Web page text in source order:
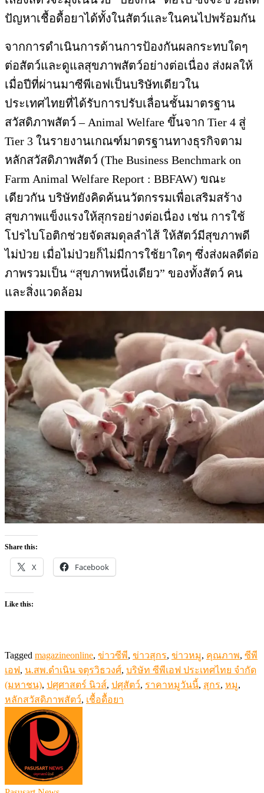
ปัญหาเชื้อดื้อยาได้ทั้งในสัตว์และในคนไปพร้อมกัน
จากการดำเนินการด้านการป้องกันผลกระทบใดๆ
ต่อสัตว์และดูแลสุขภาพสัตว์อย่างต่อเนื่อง ส่งผลให้
เมื่อปีที่ผ่านมาซีพีเอฟเป็นบริษัทเดียวใน
ประเทศไทยที่ได้รับการปรับเลื่อนชั้นมาตรฐาน
สวัสดิภาพสัตว์ – Animal Welfare ขึ้นจาก Tier 4 สู่
Tier 3 ในรายงานเกณฑ์มาตรฐานทางธุรกิจตาม
หลักสวัสดิภาพสัตว์ (The Business Benchmark on
Farm Animal Welfare Report : BBFAW) ขณะ
เดียวกัน บริษัทยังคิดค้นนวัตกรรมเพื่อเสริมสร้าง
สุขภาพแข็งแรงให้สุกรอย่างต่อเนื่อง เช่น การใช้
โปรไบโอติกช่วยจัดสมดุลลำไส้ ให้สัตว์มีสุขภาพดี
ไม่ป่วย เมื่อไม่ป่วยก็ไม่มีการใช้ยาใดๆ ซึ่งส่งผลดีต่อ
ภาพรวมเป็น “สุขภาพหนึ่งเดียว” ของทั้งสัตว์ คน
และสิ่งแวดล้อม
Share this:
X Facebook
Like this:
Tagged magazineonline, ข่าวซีพี, ข่าวสุกร, ข่าวหมู, คุณภาพ, ซีพี
เอฟ, น.สพ.ดำเนิน จตุรวิธวงศ์, บริษัท ซีพีเอฟ ประเทศไทย จำกัด
(มหาชน), ปศุศาสตร์ นิวส์, ปศุสัตว์, ราคาหมูวันนี้, สุกร, หมู,
หลักสวัสดิภาพสัตว์, เชื้อดื้อยา